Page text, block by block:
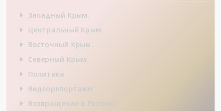
Западный Крым.
Центральный Крым.
Восточный Крым.
Северный Крым.
Политика
Видеорепортажи
Возвращение в Россию.